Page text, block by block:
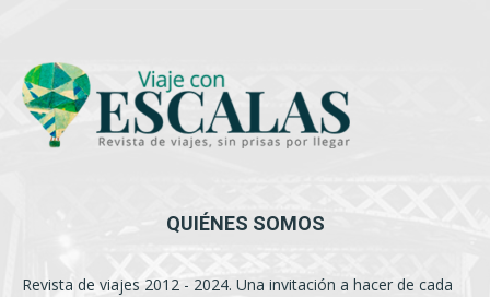
QUIÉNES SOMOS
Revista de viajes 2012 - 2024. Una invitación a hacer de cada